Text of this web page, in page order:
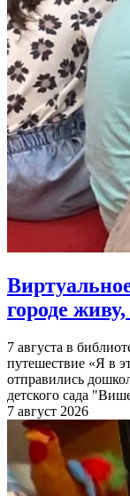
городе
7 августа в
путешествие «Я в
отправились
детского сада
7 август 2026